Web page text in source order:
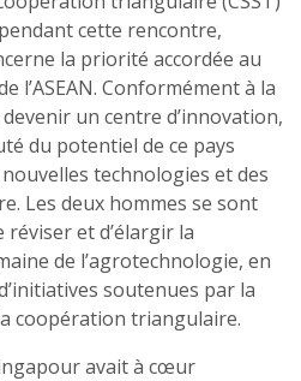
cette rencontre,
la priorité accordée au
l’ASEAN. Conformément à la
un centre d’innovation,
du potentiel de ce pays
technologies et des
Les deux hommes se sont
et d’élargir la
de l’agrotechnologie, en
soutenues par la
coopération triangulaire.
avait à cœur